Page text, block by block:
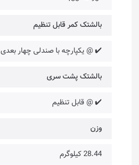
بالشتک کمر قابل تنظیم
✔️ @ یکپارچه با صندلی چهار بعدی
بالشتک پشت سری
✔️ @ قابل تنظیم
وزن
28.44 کیلوگرم